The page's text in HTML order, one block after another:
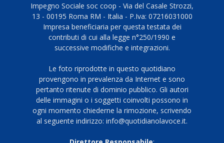
Impegno Sociale soc coop - Via del Casale Strozzi,
13 - 00195 Roma RM - Italia - P.Iva: 07216031000
Impresa beneficiaria per questa testata dei
contributi di cui alla legge n°250/1990 e
successive modifiche e integrazioni.
Le foto riprodotte in questo quotidiano
provengono in prevalenza da Internet e sono
pertanto ritenute di dominio pubblico. Gli autori
delle immagini o i soggetti coinvolti possono in
ogni momento chiederne la rimozione, scrivendo
al seguente indirizzo: info@quotidianolavoce.it.